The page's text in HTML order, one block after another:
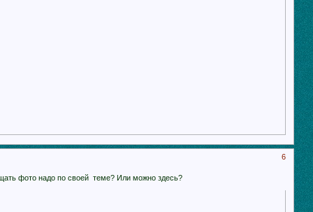
6
фото надо по своей теме? Или можно здесь?